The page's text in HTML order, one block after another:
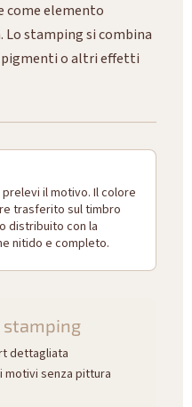
come elemento
Lo stamping si combina
o altri effetti
il motivo. Il colore
trasferito sul timbro
distribuito con la
nitido e completo.
stamping
dettagliata
senza pittura